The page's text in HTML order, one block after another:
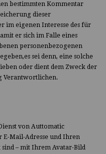
bestimmten Kommentar
dieser
im eigenen Interesse des für
er sich im Falle eines
personenbezogenen
sei denn, eine solche
oder dient dem Zweck der
Verantwortlichen.
von Auttomatic
Mail-Adresse und Ihren
– mit Ihrem Avatar-Bild